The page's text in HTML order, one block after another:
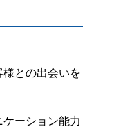
との出会いを
ーション能力